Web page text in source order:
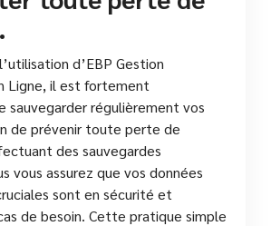
d’EBP Gestion
Ligne, il est fortement
sauvegarder régulièrement vos
de prévenir toute perte de
des sauvegardes
vous assurez que vos données
sont en sécurité et
de besoin. Cette pratique simple